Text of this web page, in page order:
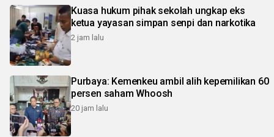
Kuasa hukum pihak sekolah ungkap eks
ketua yayasan simpan senpi dan narkotika
2 jam lalu
Purbaya: Kemenkeu ambil alih kepemilikan 60
persen saham Whoosh
20 jam lalu